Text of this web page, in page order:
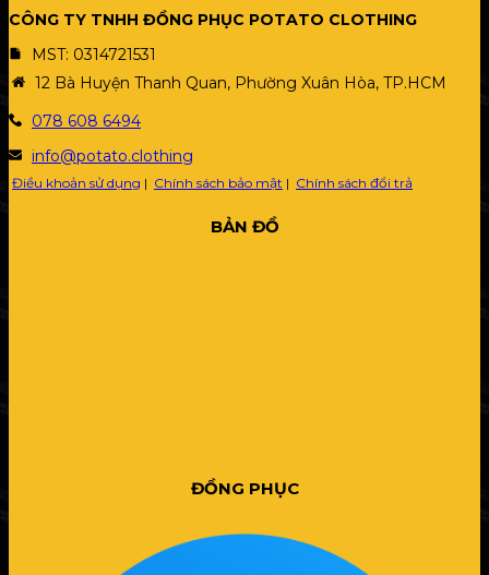
CÔNG TY TNHH ĐỒNG PHỤC POTATO CLOTHING
MST: 0314721531
12 Bà Huyện Thanh Quan, Phường Xuân Hòa, TP.HCM
078 608 6494
info@potato.clothing
Điều khoản sử dụng | Chính sách bảo mật | Chính sách đổi trả
BẢN ĐỒ
ĐỒNG PHỤC